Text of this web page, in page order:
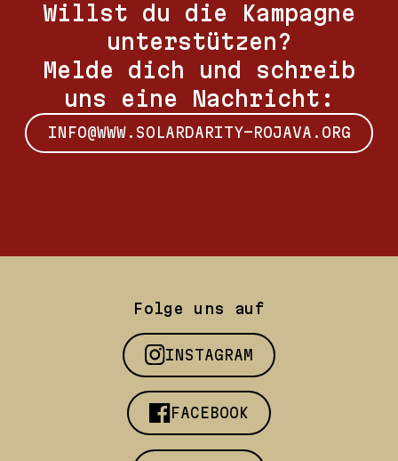
Willst du die Kampagne
unterstützen?
Melde dich und schreib
uns eine Nachricht:
INFO@WWW.SOLARDARITY-ROJAVA.ORG
Folge uns auf
INSTAGRAM
FACEBOOK